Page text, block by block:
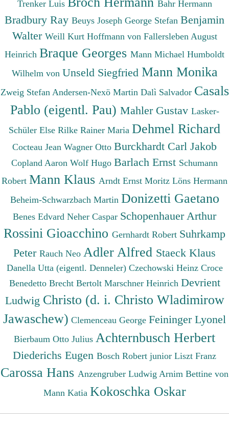
Trenker Luis
Bahr Hermann
Bradbury Ray Beuys Joseph George Stefan Benjamin
Walter Weill Kurt Hoffmann von Fallersleben August
Heinrich Braque Georges Mann Michael Humboldt
Wilhelm von Unseld Siegfried Mann Monika
Zweig Stefan Andersen-Nexö Martin Dalì Salvador Casals
Pablo (eigentl. Pau) Mahler Gustav Lasker-
Schüler Else Rilke Rainer Maria Dehmel Richard
Cocteau Jean Wagner Otto Burckhardt Carl Jakob
Copland Aaron Wolf Hugo Barlach Ernst Schumann
Robert Mann Klaus Arndt Ernst Moritz Löns Hermann
Beheim-Schwarzbach Martin Donizetti Gaetano
Benes Edvard Neher Caspar Schopenhauer Arthur
Rossini Gioacchino Gernhardt Robert Suhrkamp
Peter Rauch Neo Adler Alfred Staeck Klaus
Danella Utta (eigentl. Denneler) Czechowski Heinz Croce
Benedetto Brecht Bertolt Marschner Heinrich Devrient
Ludwig Christo (d. i. Christo Wladimirow
Jawaschew) Clemenceau George Feininger Lyonel
Bierbaum Otto Julius Achternbusch Herbert
Diederichs Eugen Bosch Robert junior Liszt Franz
Carossa Hans Anzengruber Ludwig Arnim Bettine von
Mann Katia Kokoschka Oskar